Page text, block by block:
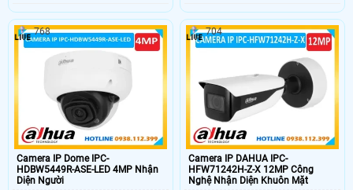
Camera IP Dome IPC-
HDBW5449R-ASE-LED 4MP Nhận
Diện Người
768
Camera IP DAHUA IPC-
HFW71242H-Z-X 12MP Công
Nghệ Nhận Diện Khuôn Mặt
704